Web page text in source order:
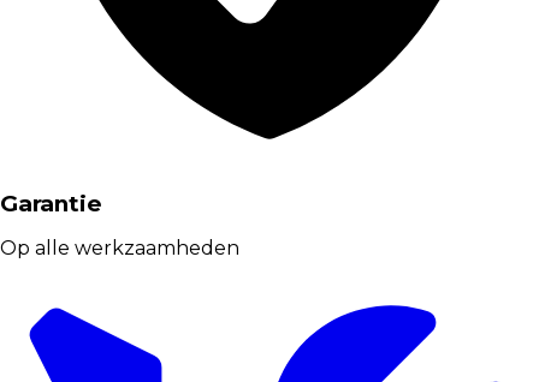
Garantie
Op alle werkzaamheden